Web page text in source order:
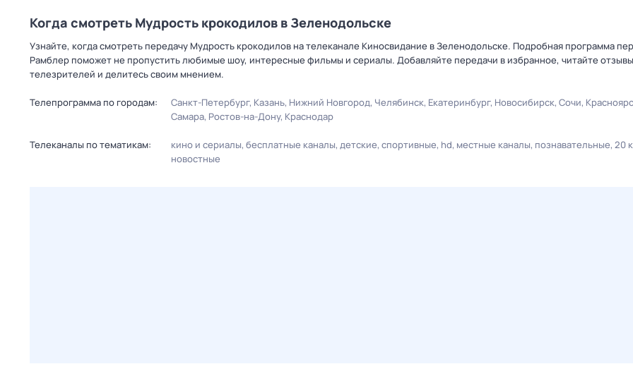
Когда смотреть Мудрость крокодилов в Зеленодольске
Узнайте, когда смотреть передачу Мудрость крокодилов на телеканале Киносвидание в Зеленодольске. Подробная программа
Рамблер поможет не пропустить любимые шоу, интересные фильмы и сериалы. Добавляйте передачи в избранное, читайте отзывы
телезрителей и делитесь своим мнением.
Телепрограмма по городам: Санкт-Петербург Казань Нижний Новгород Челябинск Екатеринбург Новосибирск Сочи
Самара Ростов-на-Дону Краснодар
Телеканалы по тематикам: кино и сериалы бесплатные каналы детские спортивные hd местные каналы познавательные 20
новостные